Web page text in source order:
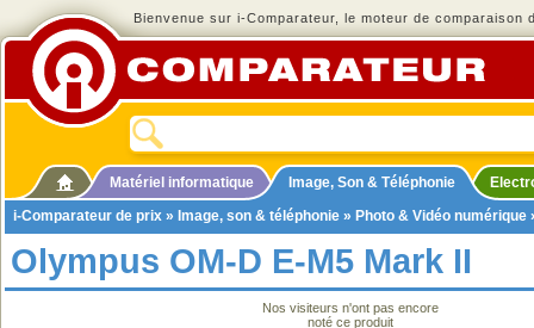
Bienvenue sur i-Comparateur, le moteur de comparaison
Matériel informatique Image, Son & Téléphonie
i-Comparateur de prix » Image, son & téléphonie » Photo & Vidéo numérique
Olympus OM-D E-M5 Mark II
Nos visiteurs n'ont pas encore
noté ce produit